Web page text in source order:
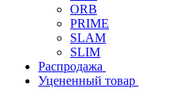
ORB
PRIME
SLAM
SLIM
Распродажа
Уцененный товар